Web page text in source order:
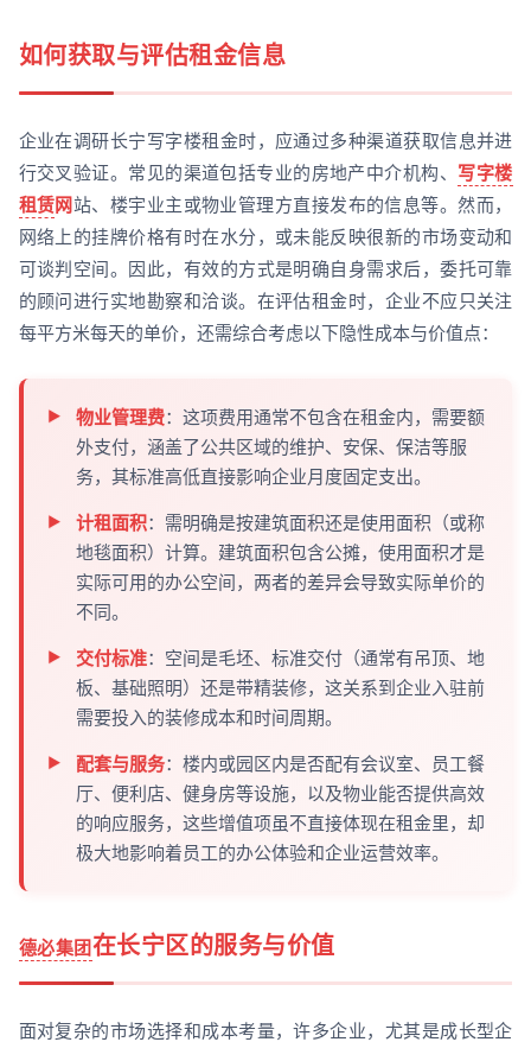
如何获取与评估租金信息
企业在调研长宁写字楼租金时，应通过多种渠道获取信息并进
行交叉验证。常见的渠道包括专业的房地产中介机构、 写字楼
租赁网站、楼宇业主或物业管理方直接发布的信息等。然而，
网络上的挂牌价格有时在水分，或未能反映很新的市场变动和
可谈判空间。因此，有效的方式是明确自身需求后，委托可靠
的顾问进行实地勘察和洽谈。在评估租金时，企业不应只关注
每平方米每天的单价，还需综合考虑以下隐性成本与价值点：
物业管理费：这项费用通常不包含在租金内，需要额
外支付，涵盖了公共区域的维护、安保、保洁等服
务，其标准高低直接影响企业月度固定支出。
计租面积：需明确是按建筑面积还是使用面积（或称
地毯面积）计算。建筑面积包含公摊，使用面积才是
实际可用的办公空间，两者的差异会导致实际单价的
不同。
交付标准：空间是毛坯、标准交付（通常有吊顶、地
板、基础照明）还是带精装修，这关系到企业入驻前
需要投入的装修成本和时间周期。
配套与服务：楼内或园区内是否配有会议室、员工餐
厅、便利店、健身房等设施，以及物业能否提供高效
的响应服务，这些增值项虽不直接体现在租金里，却
极大地影响着员工的办公体验和企业运营效率。
德必集团在长宁区的服务与价值
面对复杂的市场选择和成本考量，许多企业，尤其是成长型企